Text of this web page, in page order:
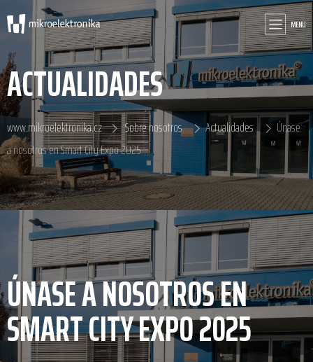
MENU
ACTUALIDADES
www.mikroelektronika.cz Sobre nosotros Actualidades
Únase
a nosotros en Smart City Expo 2025
ÚNASE A NOSOTROS EN
SMART CITY EXPO 2025